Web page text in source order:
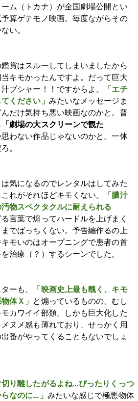
ム（トカナ）が全国劇場公開とい
算ゲテモノ映画。毎度ながらその
い。
賞はスルーしてしまいましたから
キモかったんですよ。だって巨大
ブシャー！！ですからよ。
「エチ
ください」 みたいなメッセージま
だけ気持ち悪い映画なのかと。普
「劇場の大スクリーンで観た
わない作品じゃないのかと。一体
。
気になるのでレンタルはしてみた
れがそれほどキモくない。
「膿汁
物スペクタクルに耐えられる
言葉で煽ってハードルを上げまく
でばっちくない。予告編作るの上
モいのはオープニングで患者の首
治療（？）するシーンでした。
ーも、
「映画史上最も醜く、キモ
体Ｘ」 と煽っているものの、むし
カワイイ部類。しかも巨大化した
ヌメ感も薄れており、せっかく用
番がやってくることもないでしょ
切り離したがるよね…ぴったりくっつ
なのに…」 みたいな感じで極悪物体